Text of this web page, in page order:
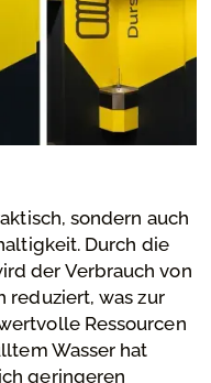
sondern auch
Durch die
der Verbrauch von
reduziert, was zur
Ressourcen
Wasser hat
geringeren